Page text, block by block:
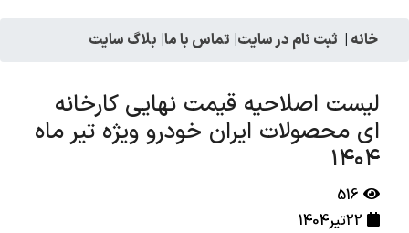
خانه | ثبت نام در سایت| تماس با ما| بلاگ سایت
لیست اصلاحیه قیمت نهایی کارخانه
ای محصولات ایران خودرو ویژه تیر ماه
۱۴۰۴
516
22تیر1404